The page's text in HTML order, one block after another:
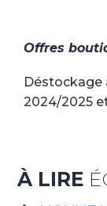
Offres
Déstockage
2024/2025
À LIRE